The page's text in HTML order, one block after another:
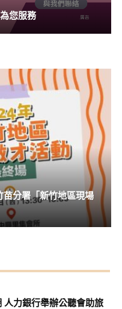
您服務
分署「新竹地區現場
人力銀行舉辦公聽會助旅